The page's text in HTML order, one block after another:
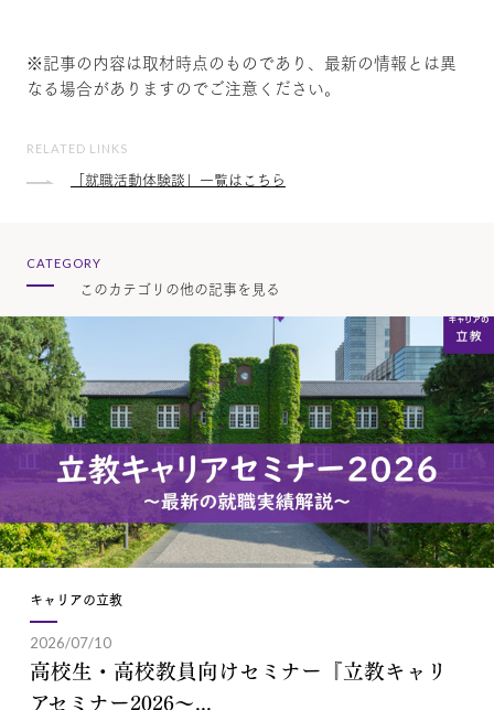
※記事の内容は取材時点のものであり、最新の情報とは異
なる場合がありますのでご注意ください。
RELATED LINKS
「就職活動体験談」一覧はこちら
CATEGORY
このカテゴリの他の記事を見る
キャリアの立教
2026/07/10
高校生・高校教員向けセミナー『立教キャリ
アセミナー2026～...